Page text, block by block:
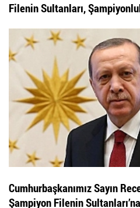
Filenin Sultanları,
Cumhurbaşkanımız Sayın
Şampiyon Filenin